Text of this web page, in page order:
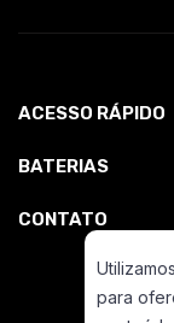
ACESSO RÁPIDO
BATERIAS
CONTATO
para